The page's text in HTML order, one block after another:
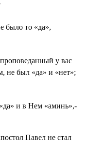
было то «да»,
у вас
был «да» и «нет»;
и в Нем «аминь»,-
Павел не стал